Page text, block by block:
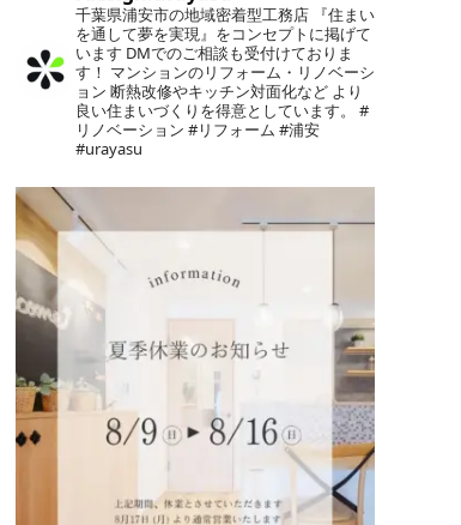
千葉県浦安市の地域密着型工務店 『住まい
を通して夢を実現』をコンセプトに掲げて
います DMでのご相談も受付けておりま
す！ マンションのリフォーム・リノベーシ
ョン 断熱改修やキッチン対面化など より
良い住まいづくりを得意としています。
#
リノベーション #リフォーム #浦安
#urayasu